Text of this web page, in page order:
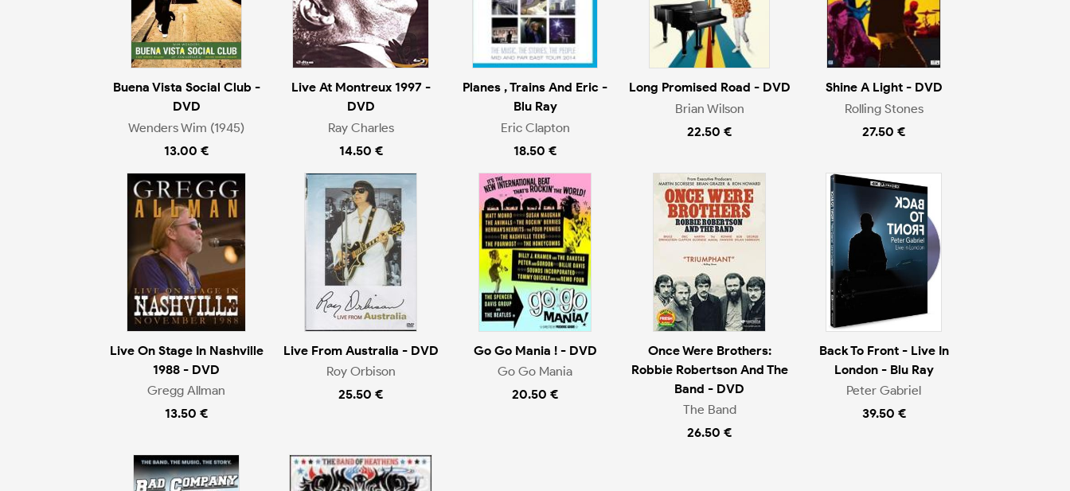
Buena Vista Social Club -
DVD
Wenders Wim (1945)
13.00 €
Live At Montreux 1997 -
DVD
Ray Charles
14.50 €
Planes , Trains And Eric -
Blu Ray
Eric Clapton
18.50 €
Long Promised Road - DVD
Brian Wilson
22.50 €
Shine A Light - DVD
Rolling Stones
27.50 €
Live On Stage In Nashville
1988 - DVD
Gregg Allman
13.50 €
Live From Australia - DVD
Roy Orbison
25.50 €
Go Go Mania ! - DVD
Go Go Mania
20.50 €
Once Were Brothers:
Robbie Robertson And The
Band - DVD
The Band
26.50 €
Back To Front - Live In
London - Blu Ray
Peter Gabriel
39.50 €